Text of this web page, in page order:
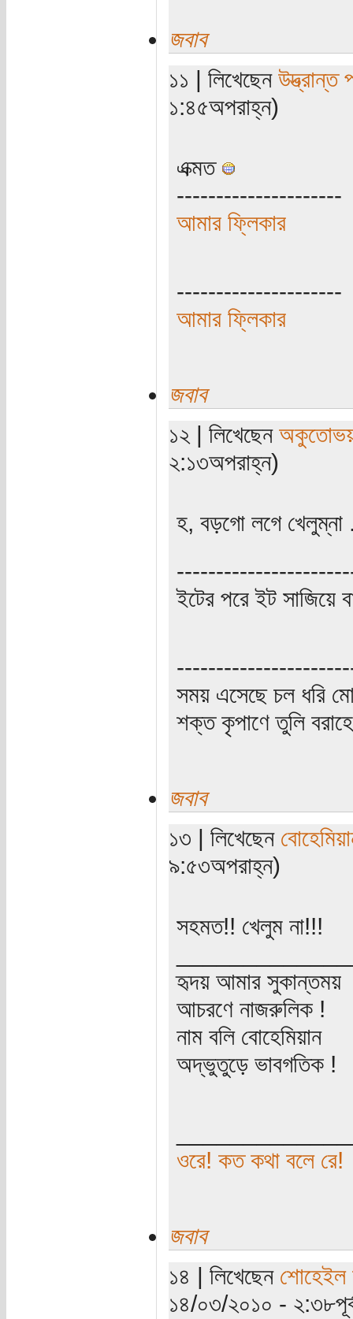
জবাব
১১ | লিখেছেন উদ্ভ্রান্ত
১:৪৫অপরাহ্ন)
এক্মত
---------------------
আমার ফ্লিকার
---------------------
আমার ফ্লিকার
জবাব
১২ | লিখেছেন অকুতোভয়
২:১৩অপরাহ্ন)
হ, বড়গো লগে খেলুম্না
ইটের পরে ইট সাজিয়ে
সময় এসেছে চল ধরি
শক্ত কৃপাণে তুলি
জবাব
১৩ | লিখেছেন
৯:৫৩অপরাহ্ন)
সহমত!! খেলুম না!!!
হৃদয় আমার সুকান্তময়
আচরণে নাজরুলিক !
নাম বলি বোহেমিয়ান
অদ্ভুতুড়ে ভাবগতিক !
ওরে! কত কথা বলে রে!
জবাব
১৪ | লিখেছেন শোহেইল
১৪/০৩/২০১০ -